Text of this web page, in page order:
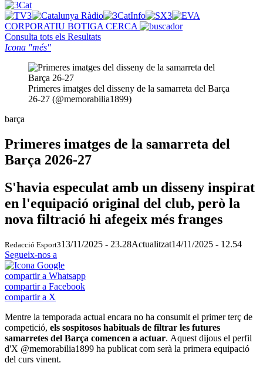
CORPORATIU BOTIGA CERCA
Consulta tots els Resultats
Icona "més"
Primeres imatges del disseny de la samarreta del Barça
26-27 (@memorabilia1899)
barça
Primeres imatges de la samarreta del
Barça 2026-27
S'havia especulat amb un disseny inspirat
en l'equipació original del club, però la
nova filtració hi afegeix més franges
Redacció Esport313/11/2025 - 23.28Actualitzat14/11/2025 - 12.54
Segueix-nos a
compartir a Whatsapp
compartir a Facebook
compartir a X
Mentre la temporada actual encara no ha consumit el primer terç de
competició, els sospitosos habituals de filtrar les futures
samarretes del Barça comencen a actuar. Aquest dijous el perfil
d'X @memorabilia1899 ha publicat com serà la primera equipació
del curs vinent.